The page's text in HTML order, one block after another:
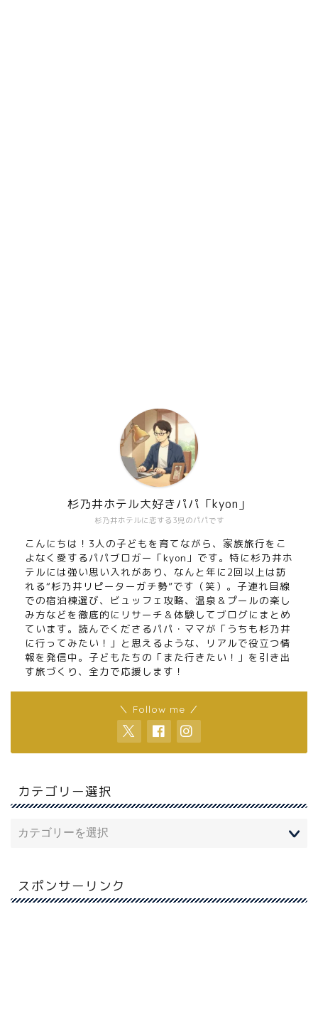
杉乃井ホテルに恋する3児のパパです
杉乃井ホテル大好きパパ「kyon」
こんにちは！3人の子どもを育てながら、家族旅行をこ
よなく愛するパパブロガー「kyon」です。特に杉乃井ホ
テルには強い思い入れがあり、なんと年に2回以上は訪
れる“杉乃井リピーターガチ勢”です（笑）。子連れ目線
での宿泊棟選び、ビュッフェ攻略、温泉＆プールの楽し
み方などを徹底的にリサーチ＆体験してブログにまとめ
ています。読んでくださるパパ・ママが「うちも杉乃井
に行ってみたい！」と思えるような、リアルで役立つ情
報を発信中。子どもたちの「また行きたい！」を引き出
す旅づくり、全力で応援します！
＼ Follow me ／
カテゴリー選択
スポンサーリンク